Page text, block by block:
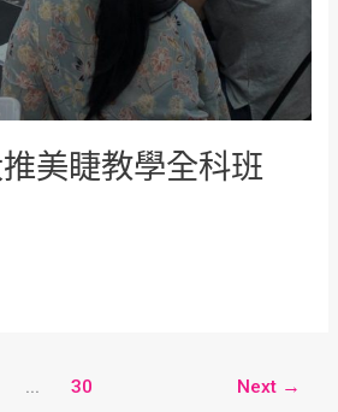
美睫教學全科班
... 30 Next →